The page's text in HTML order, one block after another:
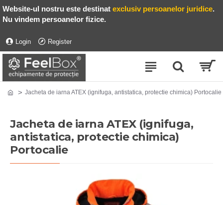
Website-ul nostru este destinat exclusiv persoanelor juridice.
Nu vindem persoanelor fizice.
Login Register
Jacheta de iarna ATEX (ignifuga, antistatica, protectie chimica) Portocalie
Jacheta de iarna ATEX (ignifuga,
antistatica, protectie chimica)
Portocalie